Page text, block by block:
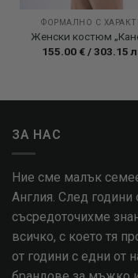
ФОРМАЛНО С
Женски костюм
155.00 € /303.15
ЗА НАС
Ние сме малък
Англия. След години
съсредоточихме
всичко, с което тя
от години с едни от